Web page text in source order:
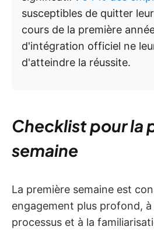
susceptibles de quitter
cours de la première
d'intégration officiel ne
d'atteindre la réussite.
Checklist pour la
semaine
La première semaine est
engagement plus profond,
processus et à la